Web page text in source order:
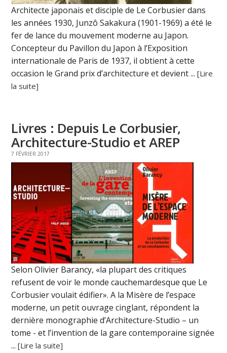
Architecte japonais et disciple de Le Corbusier dans
les années 1930, Junzô Sakakura (1901-1969) a été le
fer de lance du mouvement moderne au Japon.
Concepteur du Pavillon du Japon à l’Exposition
internationale de Paris de 1937, il obtient à cette
occasion le Grand prix d’architecture et devient ...[Lire
la suite]
Livres : Depuis Le Corbusier,
Architecture-Studio et AREP
7 FÉVRIER 2017
Selon Olivier Barancy, «la plupart des critiques
refusent de voir le monde cauchemardesque que Le
Corbusier voulait édifier». A la Misère de l’espace
moderne, un petit ouvrage cinglant, répondent la
dernière monographie d’Architecture-Studio – un
tome - et l’invention de la gare contemporaine signée
...[Lire la suite]